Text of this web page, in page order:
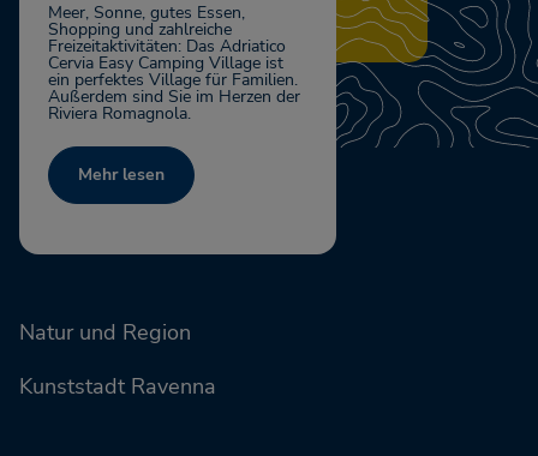
Meer, Sonne, gutes Essen,
Shopping und zahlreiche
Freizeitaktivitäten: Das Adriatico
Cervia Easy Camping Village ist
ein perfektes Village für Familien.
Außerdem sind Sie im Herzen der
Riviera Romagnola.
Mehr lesen
Natur und Region
Kunststadt Ravenna